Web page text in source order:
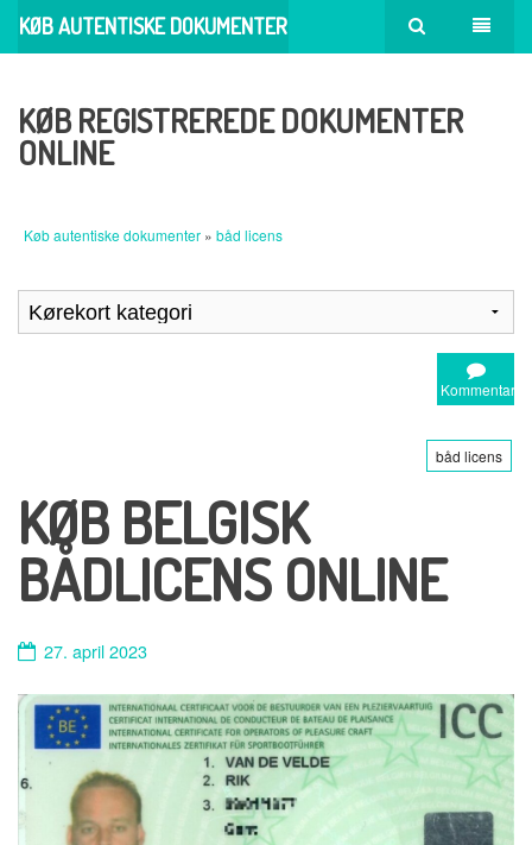
KØB AUTENTISKE DOKUMENTER
KØB REGISTREREDE DOKUMENTER
ONLINE
Køb autentiske dokumenter » båd licens
Kommentar
båd licens
KØB BELGISK
BÅDLICENS ONLINE
27. april 2023